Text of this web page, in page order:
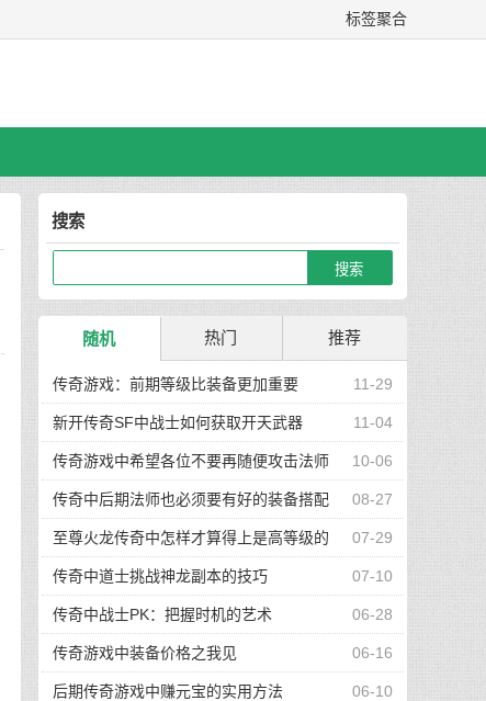
标签聚合
搜索
随机 热门 推荐
11-29
传奇游戏：前期等级比装备更加重要
11-04
新开传奇SF中战士如何获取开天武器
10-06
传奇游戏中希望各位不要再随便攻击法师
08-27
传奇中后期法师也必须要有好的装备搭配
07-29
至尊火龙传奇中怎样才算得上是高等级的
战士 07-10
传奇中道士挑战神龙副本的技巧
06-28
传奇中战士PK：把握时机的艺术
06-16
传奇游戏中装备价格之我见
06-10
后期传奇游戏中赚元宝的实用方法